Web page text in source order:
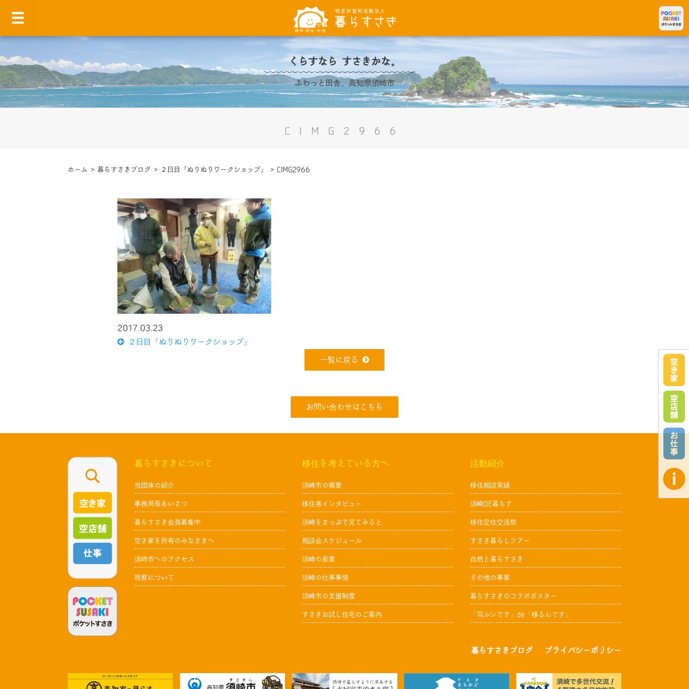
くらすなら すさきかな。
ふわっと田舎。高知県須崎市
CIMG2966
ホーム > 暮らすさきブログ > ２日目『ぬりぬりワークショップ』 > CIMG2966
2017.03.23
２日目『ぬりぬりワークショップ』
一覧に戻る
お問い合わせはこちら
暮らすさきについて
当団体の紹介
事務局長あいさつ
暮らすさき会員募集中
空き家を所有のみなさまへ
須崎市へのアクセス
視察について
移住を考えている方へ
須崎市の概要
移住者インタビュー
須崎をまっぷで見てみると
相談会スケジュール
須崎の産業
須崎の仕事事情
須崎市の支援制度
すさきお試し住宅のご案内
活動紹介
移住相談実績
須崎DE暮らす
移住定住交流祭
すさき暮らしツアー
自然と暮らすさき
その他の事業
暮らすさきのコラボポスター
「写ルンです」de「移るんです」
暮らすさきブログ プライバシーポリシー